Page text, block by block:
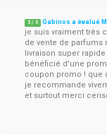
5 / 5 Gabinos a évalué
je suis vraiment très
de vente de parfums
livraison super
bénéficié d'une
coupon promo ! que
je recommande
et surtout merci